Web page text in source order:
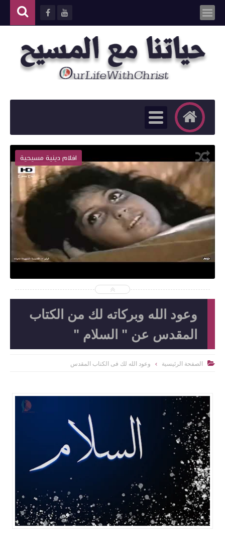
افلام دينية مسيحية
وعود الله وبركاته لك من الكتاب
المقدس عن " السلام "
 الصفحة الرئيسية وعود الله لك فى الكتاب المقدس